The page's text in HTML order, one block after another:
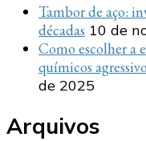
Tambor de aço:
décadas 10 de
Como escolher a
químicos
de 2025
Arquivos